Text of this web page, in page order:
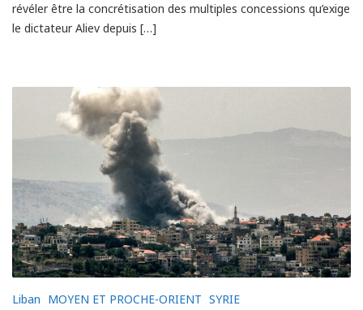
révéler être la concrétisation des multiples concessions qu’exige
le dictateur Aliev depuis […]
Liban MOYEN ET PROCHE-ORIENT SYRIE